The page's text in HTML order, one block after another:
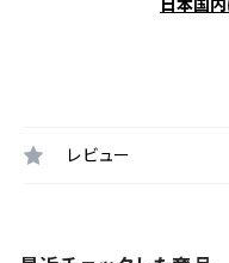
日本国
レビュー